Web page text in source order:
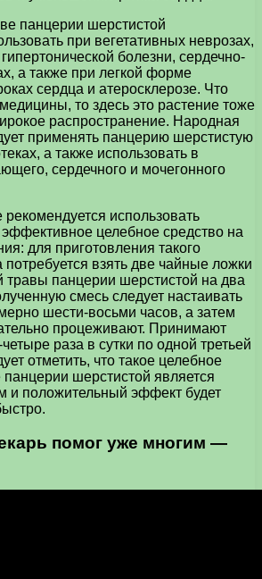
панцерии шерстистой
при вегетативных неврозах,
болезни, сердечно-
а также при легкой форме
сердца и атеросклерозе. Что
то здесь это растение тоже
распространение. Народная
применять панцерию шерстистую
а также использовать в
сердечного и мочегонного
рекомендуется использовать
целебное средство на
для приготовления такого
потребуется взять две чайные ложки
травы панцерии шерстистой на два
смесь следует настаивать
шести-восьми часов, а затем
процеживают. Принимают
раза в сутки по одной третьей
отметить, что такое целебное
шерстистой является
и положительный эффект будет
помог уже многим —